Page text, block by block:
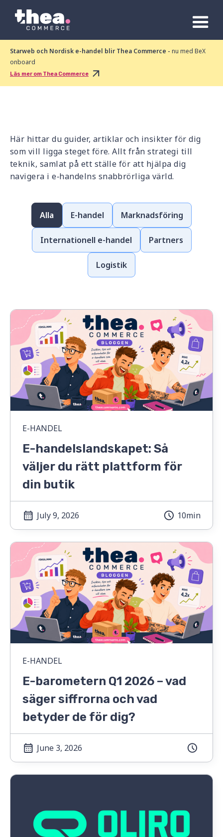
Starweb och Nordisk e-handel blir Thea Commerce - nu med BeX
onboard
Läs mer om Thea Commerce
Här hittar du guider, artiklar och insikter för dig
som vill ligga steget före. Allt från strategi till
teknik, samlat på ett ställe för att hjälpa dig
navigera i e‑handelns snabbrörliga värld.
Alla E-handel Marknadsföring
Internationell e-handel Partners
Logistik
E-HANDEL
E-handelslandskapet: Så
väljer du rätt plattform för
din butik
July 9, 2026 10min
E-HANDEL
E-barometern Q1 2026 – vad
säger siffrorna och vad
betyder de för dig?
June 3, 2026